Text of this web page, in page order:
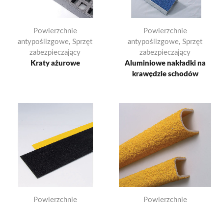
Powierzchnie
antypoślizgowe, Sprzęt
zabezpieczający
Kraty ażurowe
Powierzchnie
antypoślizgowe, Sprzęt
zabezpieczający
Aluminiowe nakładki na
krawędzie schodów
Powierzchnie
Powierzchnie